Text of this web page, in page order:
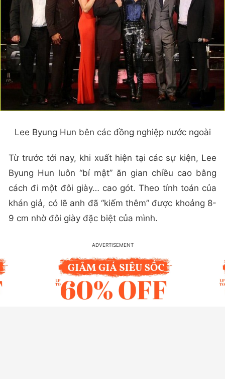
Lee Byung Hun bên các đồng nghiệp nước ngoài
Từ trước tới nay, khi xuất hiện tại các sự kiện, Lee
Byung Hun luôn “bí mật” ăn gian chiều cao bằng
cách đi một đôi giày… cao gót. Theo tính toán của
khán giả, có lẽ anh đã “kiếm thêm” được khoảng 8-
9 cm nhờ đôi giày đặc biệt của mình.